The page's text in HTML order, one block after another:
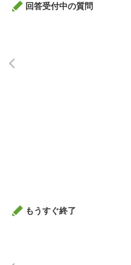
回答受付中の質問
もうすぐ終了